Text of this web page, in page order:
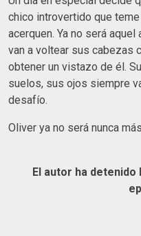
chico introvertido que
acerquen. Ya no será
van a voltear sus cabezas
obtener un vistazo de él.
suelos, sus ojos siempre
desafío.
Oliver ya no será nunca
El autor ha